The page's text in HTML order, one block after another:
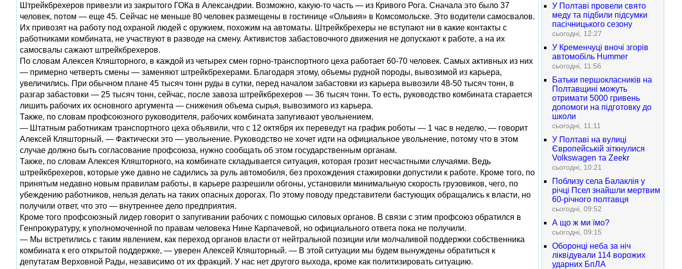
Штрейкбрехеров привезли из закрытого ГОКа в Александрии. Возможно, какую-то часть — из Кривого Рога. Сначала это было 37
человек, потом — еще 45. Сейчас не меньше 80 человек размещены в гостинице «Ольвия» в Комсомольске. Это водители самосвалов.
Их привозят на работу под охраной людей с оружием, похожим на автоматы. Штрейкбрехеры не вступают ни в какие контакты с
работниками комбината, не участвуют в разводе на смену. Активистов забастовочного движения не допускают к работе, а на их
самосвалы сажают штрейкбрехеров.
По словам Алексея Кляшторного, в каждой из четырех смен горно-транспортного цеха работает 60-70 человек. Самых активных из них
— примерно четверть смены — заменяют штрейкбрехерами. Благодаря этому, объемы рудной породы, вывозимой из карьера,
увеличились. При обычном плане 45 тысяч тонн руды в сутки, перед началом забастовки из карьера вывозили 48-50 тысяч тонн, в
разгар забастовки — 25 тысяч тонн, сейчас, после завоза штрейкбрехеров — 36 тысяч тонн. То есть, руководство комбината старается
лишить рабочих их основного аргумента — снижения объема сырья, вывозимого из карьера.
Также, по словам профсоюзного руководителя, рабочих комбината запугивают увольнением.
— Штатным работникам транспортного цеха объявили, что с 12 октября их переведут на график роботы — 1 час в неделю, — говорит
Алексей Кляшторный. — Фактически это — увольнение. Руководство не хочет идти на официальное увольнение, потому что в этом
случае должно быть согласование профсоюза, нужно сообщать об этом государственным органам.
Также, по словам Алексея Кляшторного, на комбинате складывается ситуация, которая грозит несчастными случаями. Ведь
штрейкбрехеров, которые уже давно не садились за руль автомобиля, без прохождения стажировки допустили к работе. Кроме того, по
принятым недавно новым правилам работы, в карьере разрешили обгоны, установили минимальную скорость грузовиков, чего, по
убеждению работников, нельзя делать на таких опасных дорогах. По этому поводу представители бастующих обращались к власти, но
получили ответ, что это — внутреннее дело предприятия.
Кроме того профсоюзный лидер говорит о запугивании рабочих с помощью силовых органов. В связи с этим профсоюз обратился в
Генпрокуратуру, к уполномоченной по правам человека Нине Карпачевой, но официального ответа пока не получили.
— Мы встретились с таким явлением, как переход органов власти от нейтральной позиции или молчаливой поддержки собственника
комбината к его открытой поддержке, — уверен Алексей Кляшторный. — В этой ситуации мы будем вынуждены обратиться к
депутатам Верховной Рады, независимо от их фракций. У нас нет другого выхода, кроме как политизировать ситуацию.
У Полтаві провели свято
меду та підбили підсумки
пасічницького сезону
сьогодні, 12:27
У Кременчуці вночі згорів
автомобіль Hummer
сьогодні, 11:56
Батьки першокласників на
Полтавщині можуть
отримати 5000 гривень
допомоги на підготовку до
школи
сьогодні, 11:11
У Полтаві на вулиці
Європейській зіткнулися
Volkswagen та Zeekr
сьогодні, 10:21
Поблизу села Балаклія у
річці Псел знайшли мертвим
60-річного полтавця
сьогодні, 09:52
А що ж ми їмо?
сьогодні, 09:15
Оборонці неба за ніч
ліквідували 114 ворожих
ударних БпЛА